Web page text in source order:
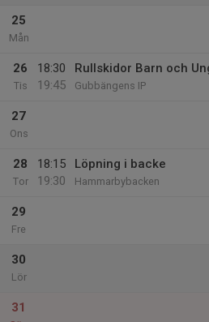
25
Mån
26
Tis
18:30
19:45
Rullskidor Barn och
Gubbängens IP
27
Ons
28
Tor
18:15
19:30
Löpning i backe
Hammarbybacken
29
Fre
30
Lör
31